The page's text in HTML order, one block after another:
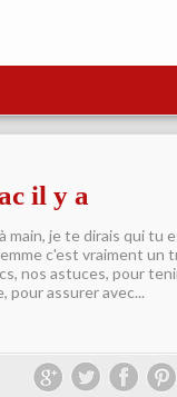
il y a
main, je te dirais qui tu
c'est vraiment un
nos astuces, pour
pour assurer avec...